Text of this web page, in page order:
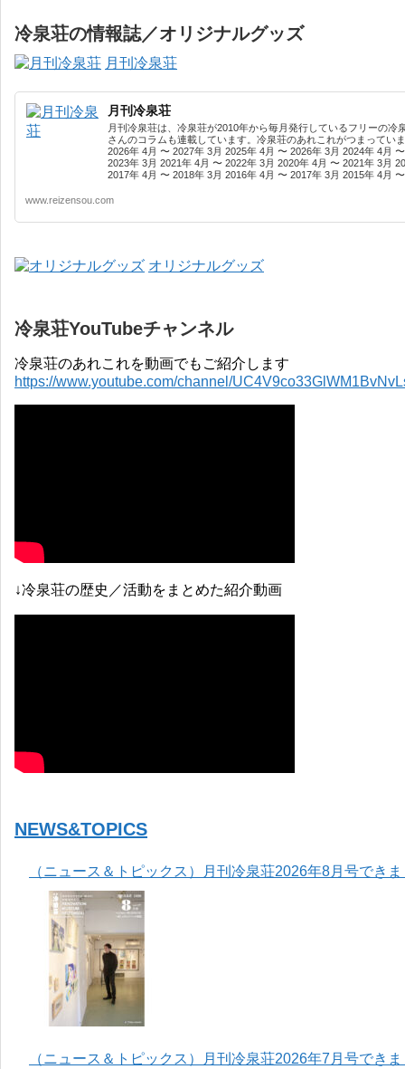
冷泉荘の情報誌／オリジナルグッズ
月刊冷泉荘
月刊冷泉荘
月刊冷泉荘は、冷泉荘が2010年から毎月発行しているフリーの
さんのコラムも連載しています。冷泉荘のあれこれがつまってい
2026年 4月 〜 2027年 3月 2025年 4月 〜 2026年 3月 2024年 4月
2023年 3月 2021年 4月 〜 2022年 3月 2020年 4月 〜 2021年 3月
2017年 4月 〜 2018年 3月 2016年 4月 〜 2017年 3月 2015年 4月
www.reizensou.com
オリジナルグッズ
冷泉荘YouTubeチャンネル
冷泉荘のあれこれを動画でもご紹介します
https://www.youtube.com/channel/
↓冷泉荘の歴史／活動をまとめた紹介動画
NEWS&TOPICS
（ニュース＆トピックス）月刊冷泉荘2026年8月号でき
（ニュース＆トピックス）月刊冷泉荘2026年7月号でき